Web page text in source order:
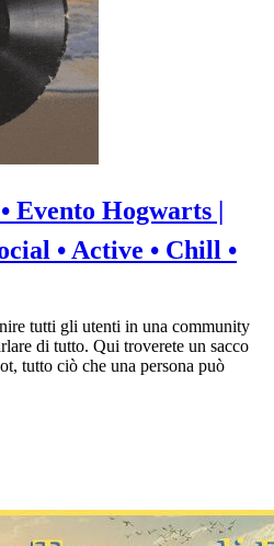
Evento Hogwarts |
• Active • Chill •
tutti gli utenti in una community
di tutto. Qui troverete un sacco
tutto ciò che una persona può